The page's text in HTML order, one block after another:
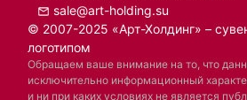
sale@art-holding.su
© 2007-2025 «Арт-Холдинг» –
логотипом
Обращаем ваше внимание на то, что
исключительно информационный
и ни при каких условиях не является